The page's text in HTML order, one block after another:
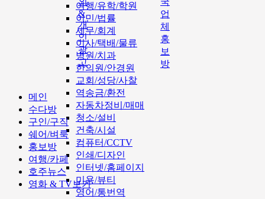
여행/유학/학원
이민/법률
세무/회계
이사/택배/물류
병원/치과
한의원/안경원
교회/성당/사찰
역송금/환전
자동차정비/매매
청소/설비
건축/시설
컴퓨터/CCTV
인쇄/디자인
인터넷/홈페이지
미용/뷰티
영어/통번역
&
개
인
광
고
업
체
홍
보
방
메인
수다방
구인/구직
쉐어/벼룩
홍보방
여행/카페
호주뉴스
영화 & TV보기